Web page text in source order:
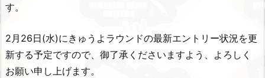
す。
2月26日(水)にきゅうよラウンドの最新エントリー状況を更
新する予定ですので、御了承くださいますよう、よろしく
お願い申し上げます。